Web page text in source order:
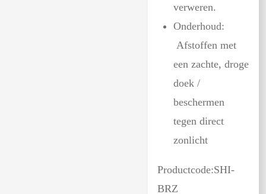
verweren.
Onderhoud:
Afstoffen met
een zachte, droge
doek /
beschermen
tegen direct
zonlicht
Productcode:SHI-
BRZ